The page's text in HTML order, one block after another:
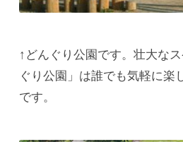
↑どんぐり公園です。壮大な
ぐり公園」は誰でも気軽に楽
です。